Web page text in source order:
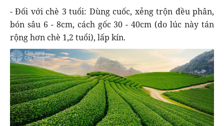
- Đối với chè 3 tuổi: Dùng cuốc, xẻng trộn đều phân,
bón sâu 6 - 8cm, cách gốc 30 - 40cm (do lúc này tán
rộng hơn chè 1,2 tuổi), lấp kín.